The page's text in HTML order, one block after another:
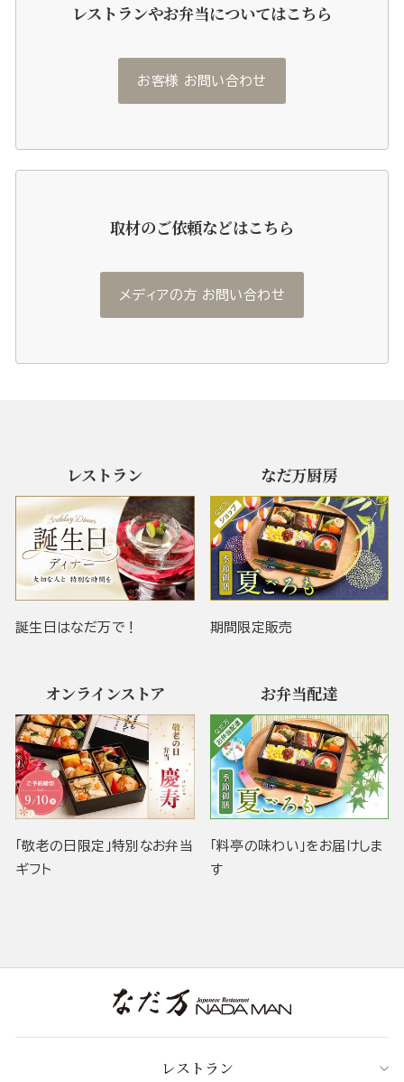
レストランやお弁当についてはこちら
お客様 お問い合わせ
取材のご依頼などはこちら
メディアの方 お問い合わせ
レストラン
誕生日はなだ万で！
なだ万厨房
期間限定販売
オンラインストア
「敬老の日限定」特別なお弁当
ギフト
お弁当配達
「料亭の味わい」をお届けしま
す
レストラン